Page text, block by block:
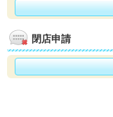
閉店申請